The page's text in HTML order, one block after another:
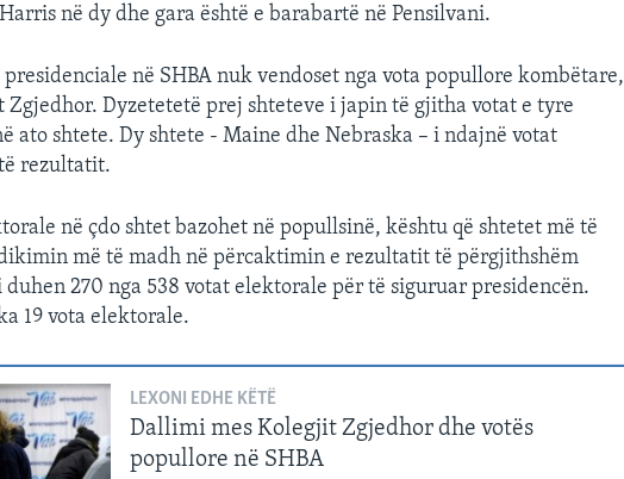
në dy dhe gara është e barabartë në Pensilvani.
në SHBA nuk vendoset nga vota popullore kombëtare,
Zgjedhor. Dyzetetetë prej shteteve i japin të gjitha votat e tyre
ato shtete. Dy shtete - Maine dhe Nebraska – i ndajnë votat
rezultatit.
në çdo shtet bazohet në popullsinë, kështu që shtetet më të
më të madh në përcaktimin e rezultatit të përgjithshëm
270 nga 538 votat elektorale për të siguruar presidencën.
19 vota elektorale.
LEXONI EDHE KËTË
Dallimi mes Kolegjit Zgjedhor dhe votës
popullore në SHBA